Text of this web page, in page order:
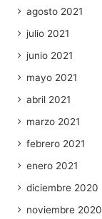
agosto 2021
julio 2021
junio 2021
mayo 2021
abril 2021
marzo 2021
febrero 2021
enero 2021
diciembre 2020
noviembre 2020